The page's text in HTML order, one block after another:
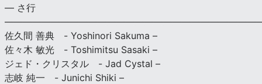
— さ行
佐久間 善典 - Yoshinori Sakuma –
佐々木 敏光 - Toshimitsu Sasaki –
ジェド・クリスタル - Jad Cystal –
志岐 純一 - Junichi Shiki –